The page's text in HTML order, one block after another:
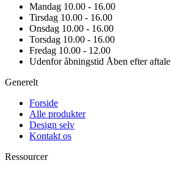
Mandag 10.00 - 16.00
Tirsdag 10.00 - 16.00
Onsdag 10.00 - 16.00
Torsdag 10.00 - 16.00
Fredag 10.00 - 12.00
Udenfor åbningstid Åben efter aftale
Generelt
Forside
Alle produkter
Design selv
Kontakt os
Ressourcer